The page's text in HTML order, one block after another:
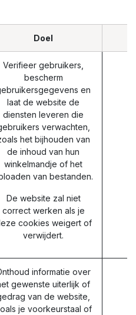
Doel
Verifieer gebruikers,
bescherm
en
laat de website de
diensten leveren die
verwachten,
het bijhouden van
de inhoud van hun
winkelmandje of het
van bestanden.
De website zal niet
correct werken als je
cookies weigert of
verwijdert.
informatie over
gewenste uiterlijk of
van de website,
je voorkeurstaal of